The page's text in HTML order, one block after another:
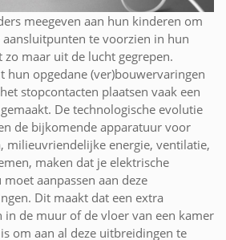
meegeven aan hun kinderen om
te voorzien in hun
maar uit de lucht gegrepen.
hun opgedane (ver)bouwervaringen
stopcontacten plaatsen vaak een
De technologische evolutie
de bijkomende apparatuur voor
milieuvriendelijke energie, ventilatie,
maken dat je elektrische
aanpassen aan deze
Dit maakt dat een extra
in de muur of de vloer van een kamer
om aan al deze uitbreidingen te